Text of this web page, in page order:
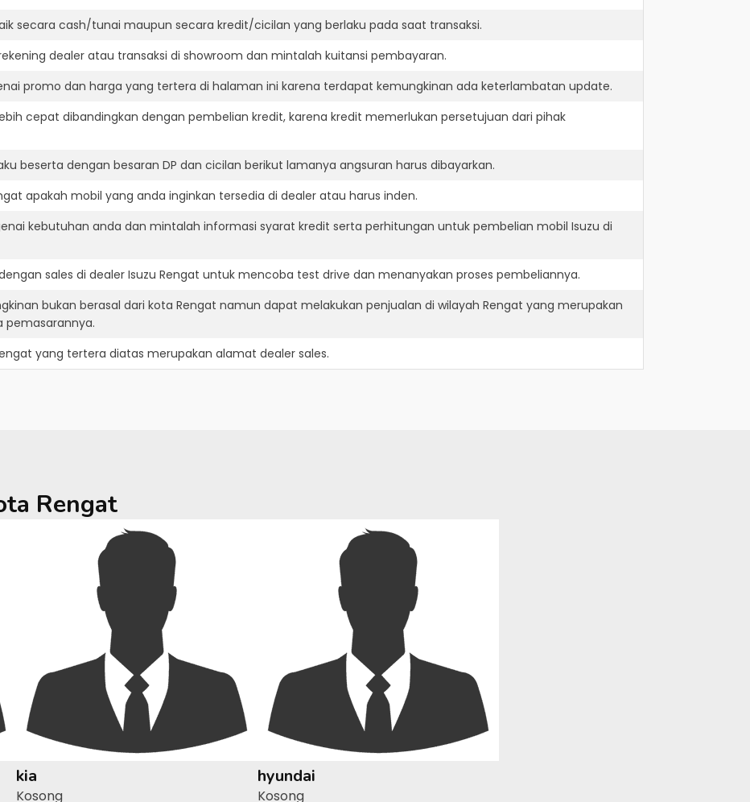
secara cash/tunai maupun secara kredit/cicilan yang berlaku pada saat transaksi.
dealer atau transaksi di showroom dan mintalah kuitansi pembayaran.
promo dan harga yang tertera di halaman ini karena terdapat kemungkinan ada keterlambatan update.
cepat dibandingkan dengan pembelian kredit, karena kredit memerlukan persetujuan dari pihak
beserta dengan besaran DP dan cicilan berikut lamanya angsuran harus dibayarkan.
apakah mobil yang anda inginkan tersedia di dealer atau harus inden.
kebutuhan anda dan mintalah informasi syarat kredit serta perhitungan untuk pembelian mobil Isuzu di
sales di dealer Isuzu Rengat untuk mencoba test drive dan menanyakan proses pembeliannya.
bukan berasal dari kota Rengat namun dapat melakukan penjualan di wilayah Rengat yang merupakan
pemasarannya.
yang tertera diatas merupakan alamat dealer sales.
Rengat
kia
Kosong
hyundai
Kosong